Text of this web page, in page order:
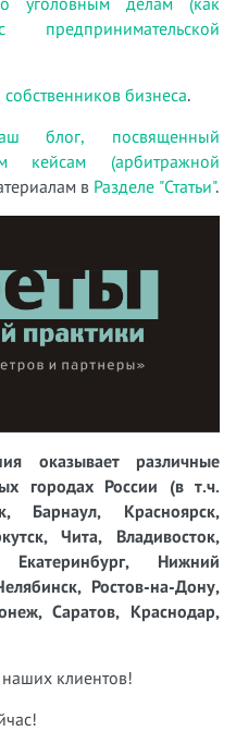
бизнеса.
блог, посвященный
кейсам (арбитражной
в Разделе "Статьи".
оказывает различные
городах России (в т.ч.
Барнаул, Красноярск,
Чита, Владивосток,
Екатеринбург, Нижний
Ростов-на-Дону,
Саратов, Краснодар,
клиентов!